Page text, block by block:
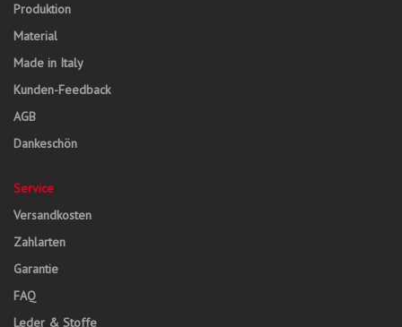
Produktion
Material
Made in Italy
Kunden-Feedback
AGB
Dankeschön
Service
Versandkosten
Zahlarten
Garantie
FAQ
Leder & Stoffe